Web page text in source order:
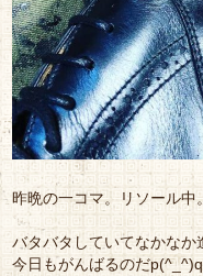
昨晩の一コマ。リソール中
バタバタしていてなかなか
今日もがんばるのだp(^_^)q